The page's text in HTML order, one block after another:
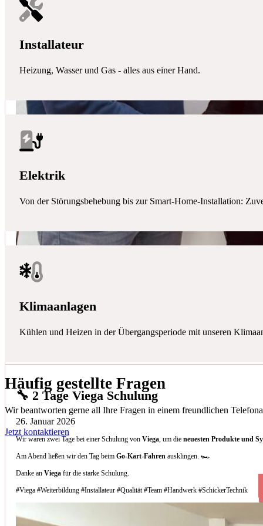
🔧 2 Tage Viega Schulung
26. Januar 2026
Wir waren zwei Tage bei einer Schulung vonViega, um dieneuesten Produkte und
Am Abend ließen wir den Tag beimGo-Kart-Fahren ausklingen. 🏎️
Danke anViega für die starke Schulung.
#Viega #Weiterbildung #Installateur #Qualität #Team #Handwerk #SchickerTechnik
Installateur
Heizung, Wasser und Gas - alles aus einer Hand.
Elektrik
Von der Störungsbehebung bis zur Smart-Home-Installation:
Klimaanlagen
Kühlen und Heizen in der Übergangsperiode mit unseren
Häufig gestellte Fragen
Wir beantworten gerne all Ihre Fragen in einem freundlichen
Jetzt kontaktieren
Welche Arten von Klimaanlagen installieren